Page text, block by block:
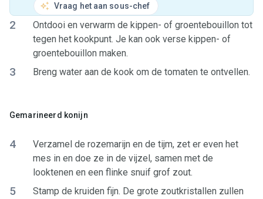
Vraag het aan sous-chef
2
Ontdooi en verwarm de kippen- of groentebouillon tot
tegen het kookpunt. Je kan ook verse kippen- of
groentebouillon maken.
3 Breng water aan de kook om de tomaten te ontvellen.
Gemarineerd konijn
4
Verzamel de rozemarijn en de tijm, zet er even het
mes in en doe ze in de vijzel, samen met de
looktenen en een flinke snuif grof zout.
5
Stamp de kruiden fijn. De grote zoutkristallen zullen